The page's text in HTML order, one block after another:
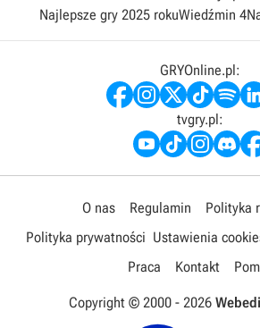
Najlepsze gry 2025 rokuWiedźmin 4
GRYOnline.pl:
tvgry.pl:
O nas Regulamin
Polityka
Polityka prywatności Ustawienia
Praca
Kontakt
Copyright © 2000 - 2026